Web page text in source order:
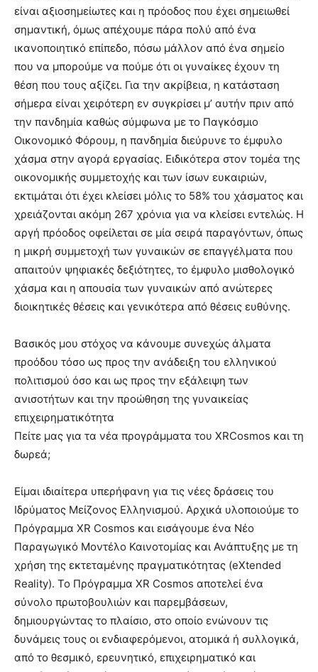
είναι αξιοσημείωτες και η πρόοδος που έχει σημειωθεί
σημαντική, όμως απέχουμε πάρα πολύ από ένα
ικανοποιητικό επίπεδο, πόσω μάλλον από ένα σημείο
που να μπορούμε να πούμε ότι οι γυναίκες έχουν τη
θέση που τους αξίζει. Για την ακρίβεια, η κατάσταση
σήμερα είναι χειρότερη εν συγκρίσει μ’ αυτήν πριν από
την πανδημία καθώς σύμφωνα με το Παγκόσμιο
Οικονομικό Φόρουμ, η πανδημία διεύρυνε το έμφυλο
χάσμα στην αγορά εργασίας. Ειδικότερα στον τομέα της
οικονομικής συμμετοχής και των ίσων ευκαιριών,
εκτιμάται ότι έχει κλείσει μόλις το 58% του χάσματος και
χρειάζονται ακόμη 267 χρόνια για να κλείσει εντελώς. Η
αργή πρόοδος οφείλεται σε μία σειρά παραγόντων, όπως
η μικρή συμμετοχή των γυναικών σε επαγγέλματα που
απαιτούν ψηφιακές δεξιότητες, το έμφυλο μισθολογικό
χάσμα και η απουσία των γυναικών από ανώτερες
διοικητικές θέσεις και γενικότερα από θέσεις ευθύνης.
Βασικός μου στόχος να κάνουμε συνεχώς άλματα
προόδου τόσο ως προς την ανάδειξη του ελληνικού
πολιτισμού όσο και ως προς την εξάλειψη των
ανισοτήτων και την προώθηση της γυναικείας
επιχειρηματικότητα
Πείτε μας για τα νέα προγράμματα του XRCosmos και τη
δωρεά;
Είμαι ιδιαίτερα υπερήφανη για τις νέες δράσεις του
Ιδρύματος Μείζονος Ελληνισμού. Αρχικά υλοποιούμε το
Πρόγραμμα XR Cosmos και εισάγουμε ένα Νέο
Παραγωγικό Μοντέλο Καινοτομίας και Ανάπτυξης με τη
χρήση της εκτεταμένης πραγματικότητας (eXtended
Reality). Το Πρόγραμμα XR Cosmos αποτελεί ένα
σύνολο πρωτοβουλιών και παρεμβάσεων,
δημιουργώντας το πλαίσιο, στο οποίο ενώνουν τις
δυνάμεις τους οι ενδιαφερόμενοι, ατομικά ή συλλογικά,
από το θεσμικό, ερευνητικό, επιχειρηματικό και